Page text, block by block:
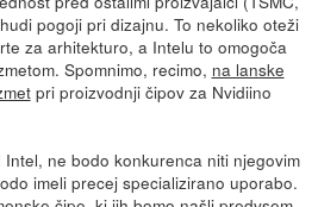
pogoji pri dizajnu. To nekoliko oteži
za arhitekturo, a Intelu to omogoča
Spomnimo, recimo, na lanske
pri proizvodnji čipov za Nvidiino
ne bodo konkurenca niti njegovim
imeli precej specializirano uporabo.